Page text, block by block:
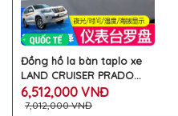
Đồng hồ la bàn taplo xe
LAND CRUISER PRADO
ROLL PITCH trang trí làm
đẹp phong cách khác
6,512,000 VNĐ
7,012,000 VNĐ